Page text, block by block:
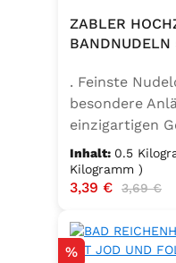
ZABLER
BANDNUDELN
. Feinste
besondere
einzigartigen
Bandnudeln –
Hochzeit
badische
Inhalt: 0.5
Kilogramm )
Verkaufspreis:
3,39 € Regulärer
3,69 €
Rabatt
%